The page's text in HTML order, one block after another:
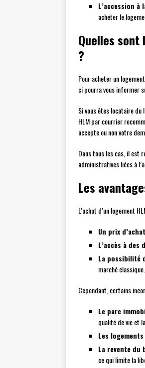
L’accession
acheter le
Quelles sont
?
Pour acheter un
ci pourra vous informer
Si vous êtes locataire du
HLM par courrier
accepte ou non votre
Dans tous les cas, il est
administratives liées à
Les
L’achat d’un logement
Un prix
L’accès à
La possibilité
marché classique.
Cependant, certains
Le parc
qualité de vie et
Les
La revente du
ce qui limite la